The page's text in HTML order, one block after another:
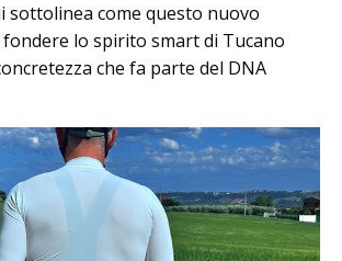
sottolinea come questo nuovo
lo spirito smart di Tucano
che fa parte del DNA